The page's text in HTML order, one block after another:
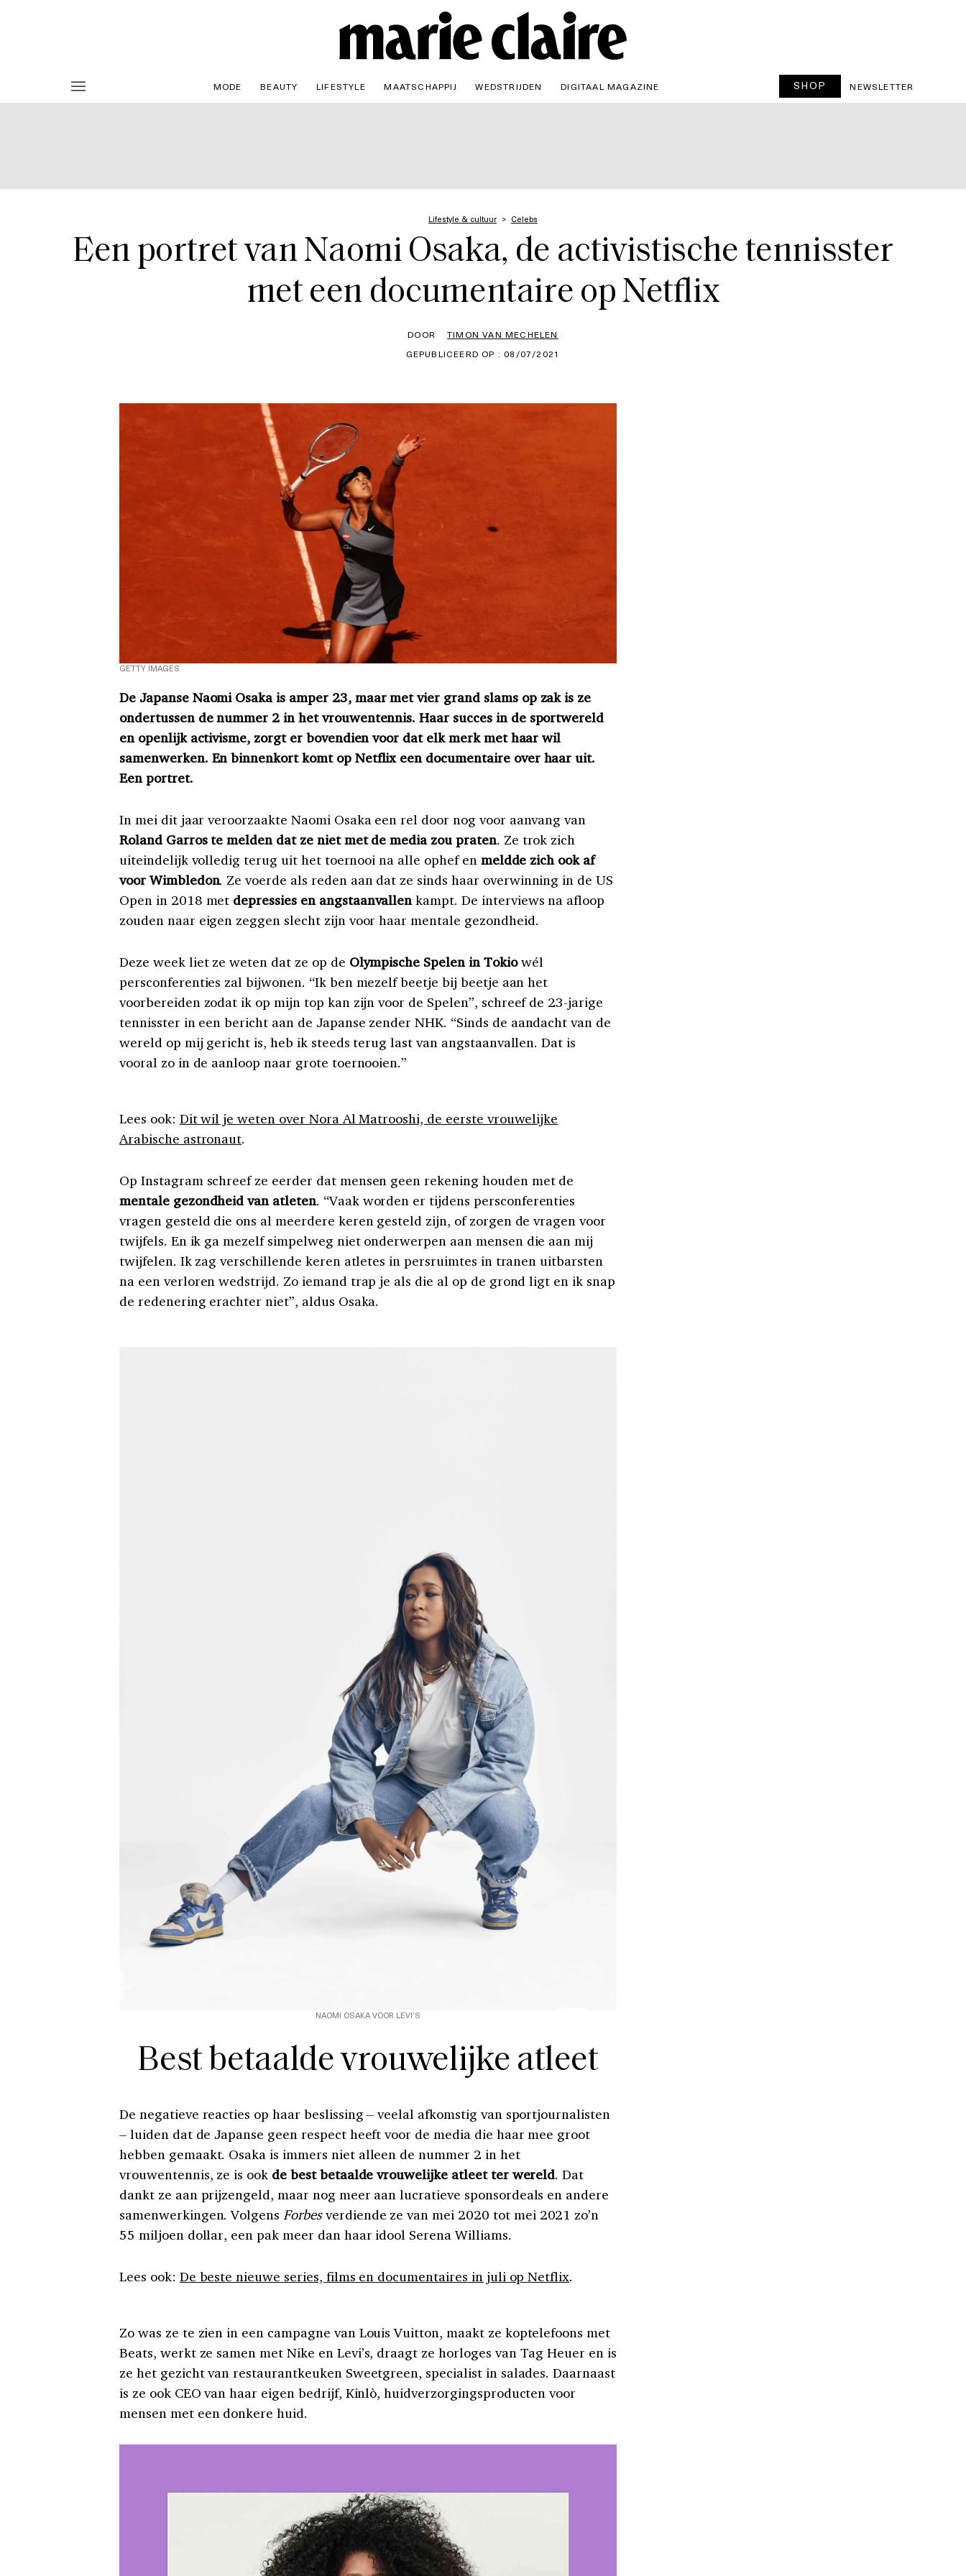
MODE BEAUTY LIFESTYLE MAATSCHAPPIJ WEDSTRIJDEN DIGITAAL MAGAZINE SHOP NEWSLETTER
Lifestyle & cultuur Celebs
Een portret van Naomi Osaka, de activistische tennisster
met een documentaire op Netflix
DOOR
TIMON VAN MECHELEN
GEPUBLICEERD OP : 08/07/2021
GETTY IMAGES
De Japanse Naomi Osaka is amper 23, maar met vier grand slams op zak is ze
ondertussen de nummer 2 in het vrouwentennis. Haar succes in de sportwereld
en openlijk activisme, zorgt er bovendien voor dat elk merk met haar wil
samenwerken. En binnenkort komt op Netflix een documentaire over haar uit.
Een portret.
In mei dit jaar veroorzaakte Naomi Osaka een rel door nog voor aanvang van
Roland Garros te melden dat ze niet met de media zou praten. Ze trok zich
uiteindelijk volledig terug uit het toernooi na alle ophef en meldde zich ook af
voor Wimbledon. Ze voerde als reden aan dat ze sinds haar overwinning in de US
Open in 2018 met depressies en angstaanvallenkampt. De interviews na afloop
zouden naar eigen zeggen slecht zijn voor haar mentale gezondheid.
Deze week liet ze weten dat ze op de Olympische Spelen in Tokiowél
persconferenties zal bijwonen. “Ik ben mezelf beetje bij beetje aan het
voorbereiden zodat ik op mijn top kan zijn voor de Spelen”, schreef de 23-jarige
tennisster in een bericht aan de Japanse zender NHK. “Sinds de aandacht van de
wereld op mij gericht is, heb ik steeds terug last van angstaanvallen. Dat is
vooral zo in de aanloop naar grote toernooien.”
Lees ook: Dit wil je weten over Nora Al Matrooshi, de eerste vrouwelijke
Arabische astronaut.
Op Instagram schreef ze eerder dat mensen geen rekening houden met de
mentale gezondheid van atleten. “Vaak worden er tijdens persconferenties
vragen gesteld die ons al meerdere keren gesteld zijn, of zorgen de vragen voor
twijfels. En ik ga mezelf simpelweg niet onderwerpen aan mensen die aan mij
twijfelen. Ik zag verschillende keren atletes in persruimtes in tranen uitbarsten
na een verloren wedstrijd. Zo iemand trap je als die al op de grond ligt en ik snap
de redenering erachter niet”, aldus Osaka.
NAOMI OSAKA VOOR LEVI’S
Best betaalde vrouwelijke atleet
De negatieve reacties op haar beslissing – veelal afkomstig van sportjournalisten
– luiden dat de Japanse geen respect heeft voor de media die haar mee groot
hebben gemaakt. Osaka is immers niet alleen de nummer 2 in het
vrouwentennis, ze is ook de best betaalde vrouwelijke atleet ter wereld. Dat
dankt ze aan prijzengeld, maar nog meer aan lucratieve sponsordeals en andere
samenwerkingen. VolgensForbesverdiende ze van mei 2020 tot mei 2021 zo’n
55 miljoen dollar, een pak meer dan haar idool Serena Williams.
Lees ook: De beste nieuwe series, films en documentaires in juli op Netflix.
Zo was ze te zien in een campagne van Louis Vuitton, maakt ze koptelefoons met
Beats, werkt ze samen met Nike en Levi’s, draagt ze horloges van Tag Heuer en is
ze het gezicht van restaurantkeuken Sweetgreen, specialist in salades. Daarnaast
is ze ook CEO van haar eigen bedrijf, Kinlò, huidverzorgingsproducten voor
mensen met een donkere huid.